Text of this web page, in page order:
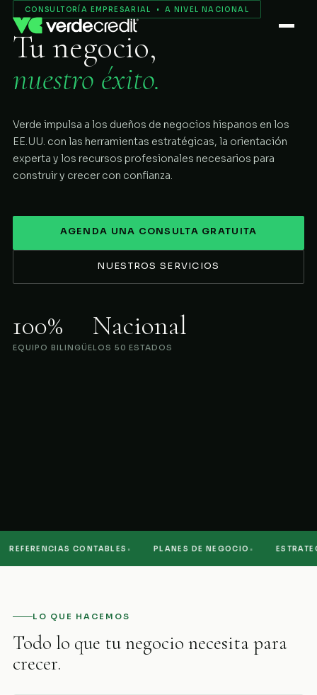
Servicios
Nosotros
Proceso
COMENZAR
CONSULTORÍA EMPRESARIAL • A NIVEL NACIONAL
Tu negocio,
nuestro éxito.
Verde impulsa a los dueños de negocios hispanos en los
EE.UU. con las herramientas estratégicas, la orientación
experta y los recursos profesionales necesarios para
construir y crecer con confianza.
AGENDA UNA CONSULTA GRATUITA
NUESTROS SERVICIOS
100%
EQUIPO BILINGÜE
Nacional
LOS 50 ESTADOS
CONTABLES· PLANES DE NEGOCIO·
LO QUE HACEMOS
Todo lo que tu negocio necesita para
crecer.